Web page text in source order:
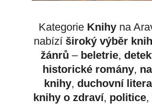
Kategorie Knihyna
nabízí široký výběr
žánrů – beletrie,
historické romány,
knihy, duchovní
knihy o zdraví, politice,